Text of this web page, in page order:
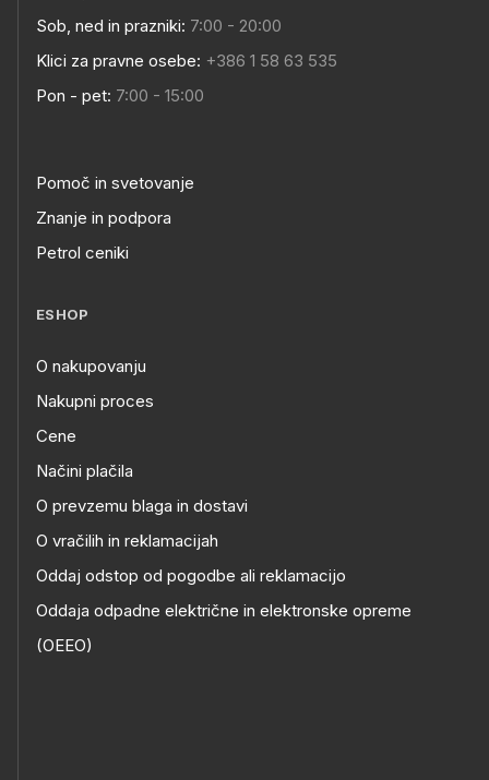
Sob, ned in prazniki: 7:00 - 20:00
Klici za pravne osebe: +386 1 58 63 535
Pon - pet: 7:00 - 15:00
Pomoč in svetovanje
Znanje in podpora
Petrol ceniki
ESHOP
O nakupovanju
Nakupni proces
Cene
Načini plačila
O prevzemu blaga in dostavi
O vračilih in reklamacijah
Oddaj odstop od pogodbe ali reklamacijo
Oddaja odpadne električne in elektronske opreme
(OEEO)